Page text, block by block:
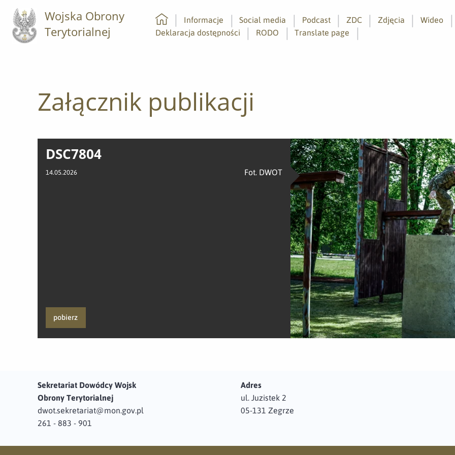
Wojska Obrony
Terytorialnej
Strona główna
Informacje Social media Podcast ZDC Zdjęcia Wideo
Deklaracja dostępności
RODO Translate page
Załącznik publikacji
DSC7804
14.05.2026 Fot. DWOT
pobierz
Sekretariat Dowódcy Wojsk
Obrony Terytorialnej
dwot.sekretariat@mon.gov.pl
261 - 883 - 901
Adres
ul. Juzistek 2
05-131 Zegrze